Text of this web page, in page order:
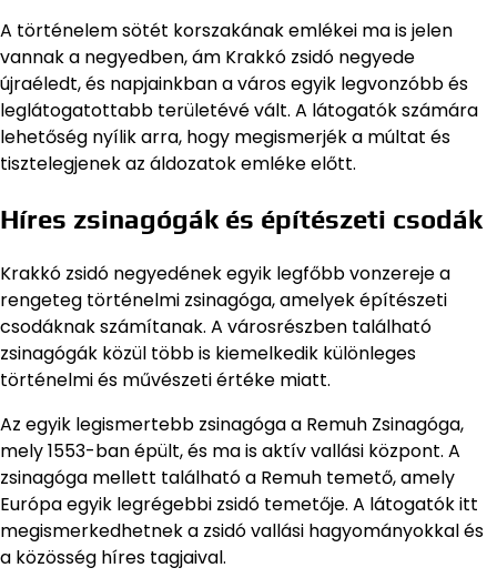
A történelem sötét korszakának emlékei ma is jelen
vannak a negyedben, ám Krakkó zsidó negyede
újraéledt, és napjainkban a város egyik legvonzóbb és
leglátogatottabb területévé vált. A látogatók számára
lehetőség nyílik arra, hogy megismerjék a múltat és
tisztelegjenek az áldozatok emléke előtt.
Híres zsinagógák és építészeti csodák
Krakkó zsidó negyedének egyik legfőbb vonzereje a
rengeteg történelmi zsinagóga, amelyek építészeti
csodáknak számítanak. A városrészben található
zsinagógák közül több is kiemelkedik különleges
történelmi és művészeti értéke miatt.
Az egyik legismertebb zsinagóga a Remuh Zsinagóga,
mely 1553-ban épült, és ma is aktív vallási központ. A
zsinagóga mellett található a Remuh temető, amely
Európa egyik legrégebbi zsidó temetője. A látogatók itt
megismerkedhetnek a zsidó vallási hagyományokkal és
a közösség híres tagjaival.